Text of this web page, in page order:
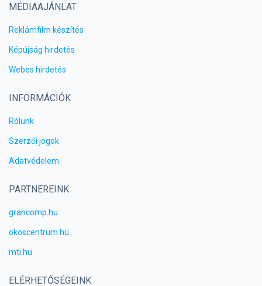
MÉDIAAJÁNLAT
Reklámfilm készítés
Képújság hirdetés
Webes hirdetés
INFORMÁCIÓK
Rólunk
Szerzői jogok
Adatvédelem
PARTNEREINK
grancomp.hu
okoscentrum.hu
mti.hu
ELÉRHETŐSÉGEINK